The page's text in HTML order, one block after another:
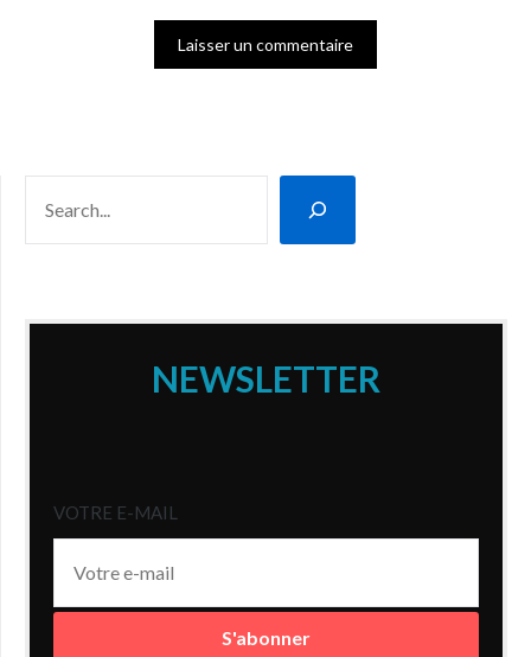
NEWSLETTER
VOTRE E-MAIL